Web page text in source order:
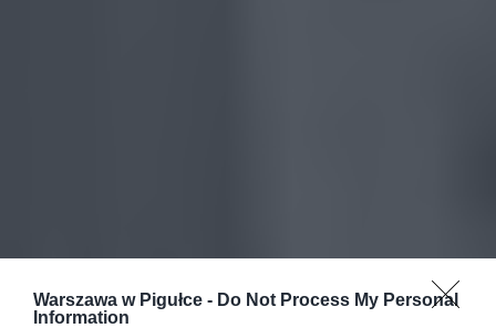
Warszawa w Pigułce - Do Not Process My Personal
Information